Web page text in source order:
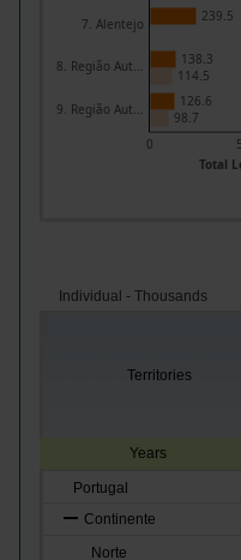
Total
0
7. Alentejo
8. Região Aut...
9. Região Aut...
239.5
138.3
126.6
114.5
98.7
Individual - Thousands
Territories
Years
Portugal
Continente
Norte